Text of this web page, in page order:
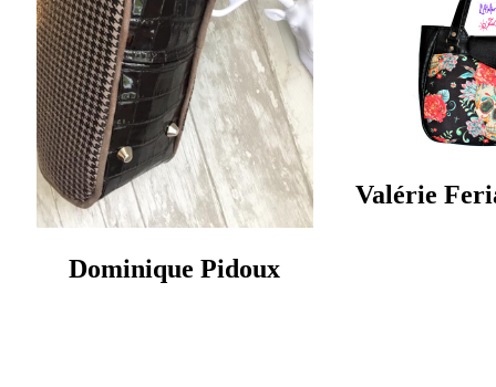
Dominique Pidoux
Valérie